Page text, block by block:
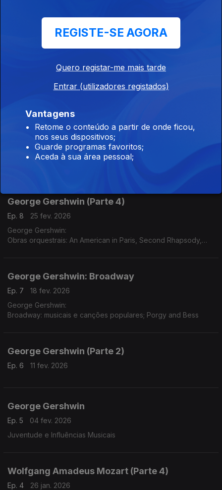
episódio, debruçamo-nos sobre Giulio Cesare, a "jóia da
George Frideric Handel (Parte 2)
10 mar. 2026
embaraçosa. O patrono que abandonara, o Eleitor de Hanôver,
George Frideric Handel (Parte 1)
03 mar. 2026
Neste primeiro episódio, visitamos as cortes do norte da atual
George Gershwin (Parte 4)
Ep. 8
25 fev. 2026
George Gershwin:
Obras orquestrais: An American in Paris, Second Rhapsody,
George Gershwin: Broadway
Ep. 7
18 fev. 2026
George Gershwin:
Broadway: musicais e canções populares; Porgy and Bess
George Gershwin (Parte 2)
Ep. 6 11 fev. 2026
George Gershwin
Ep. 5
04 fev. 2026
Juventude e Influências Musicais
Wolfgang Amadeus Mozart (Parte 4)
Ep. 4
26 jan. 2026
REGISTE-SE AGORA
Quero registar-me mais tarde
Entrar (utilizadores registados)
Vantagens
Retome o conteúdo a partir de onde ficou,
nos seus dispositivos;
Guarde programas favoritos;
Aceda à sua área pessoal;